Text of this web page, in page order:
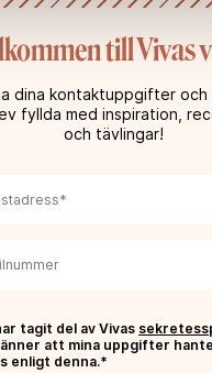
till Vivas
dina kontaktuppgifter och
fyllda med inspiration,
och tävlingar!
tagit del av Vivas
att mina uppgifter
enligt denna.*